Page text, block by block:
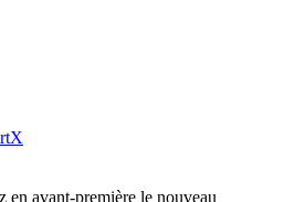
en avant-première le nouveau